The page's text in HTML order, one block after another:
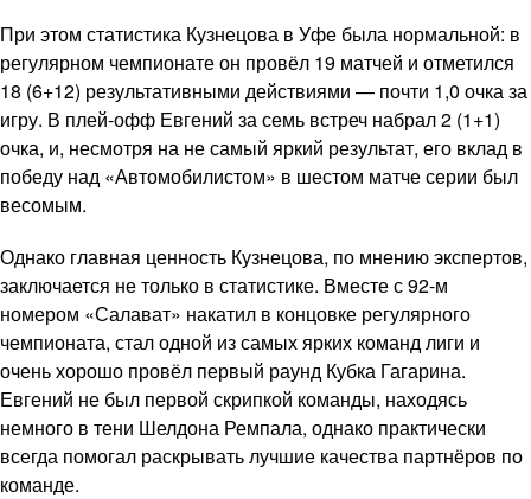
При этом статистика Кузнецова в Уфе была нормальной: в
регулярном чемпионате он провёл 19 матчей и отметился
18 (6+12) результативными действиями — почти 1,0 очка за
игру. В плей-офф Евгений за семь встреч набрал 2 (1+1)
очка, и, несмотря на не самый яркий результат, его вклад в
победу над «Автомобилистом» в шестом матче серии был
весомым.
Однако главная ценность Кузнецова, по мнению экспертов,
заключается не только в статистике. Вместе с 92-м
номером «Салават» накатил в концовке регулярного
чемпионата, стал одной из самых ярких команд лиги и
очень хорошо провёл первый раунд Кубка Гагарина.
Евгений не был первой скрипкой команды, находясь
немного в тени Шелдона Ремпала, однако практически
всегда помогал раскрывать лучшие качества партнёров по
команде.